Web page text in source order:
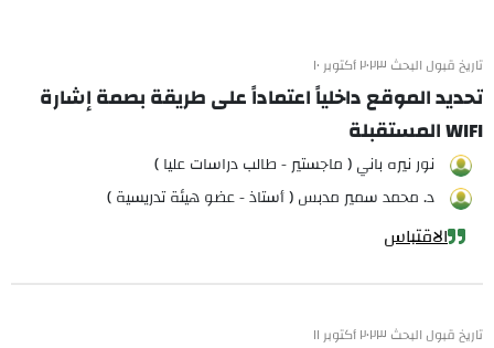
تاريخ قبول البحث ٢٠٢٣ أكتوبر ١٠
تحديد الموقع داخلياً اعتماداً على طريقة بصمة إشارة
WIFI المستقبلة
نور نيره باني ( ماجستير - طالب دراسات عليا )
د. محمد سمير مدبس ( أستاذ - عضو هيئة تدريسية )
الاقتباس
تاريخ قبول البحث ٢٠٢٣ أكتوبر ١١